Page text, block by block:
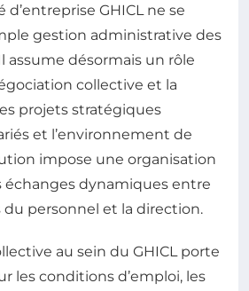
d’entreprise GHICL ne se
gestion administrative des
assume désormais un rôle
collective et la
projets stratégiques
et l’environnement de
impose une organisation
échanges dynamiques entre
personnel et la direction.
au sein du GHICL porte
les conditions d’emploi, les